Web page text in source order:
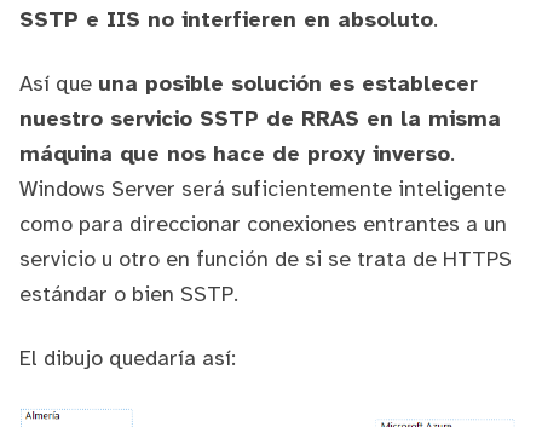
SSTP e IIS no interfieren en absoluto.
Así que una posible solución es establecer
nuestro servicio SSTP de RRAS en la misma
máquina que nos hace de proxy inverso.
Windows Server será suficientemente inteligente
como para direccionar conexiones entrantes a un
servicio u otro en función de si se trata de HTTPS
estándar o bien SSTP.
El dibujo quedaría así: